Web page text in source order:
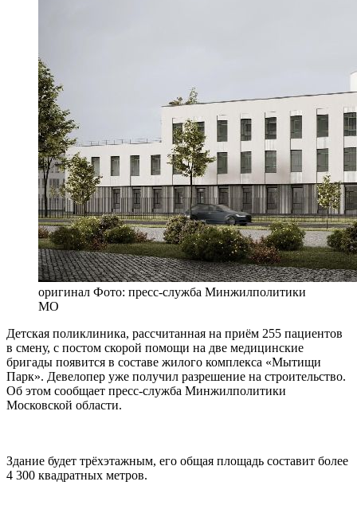
оригинал Фото: пресс-служба Минжилполитики
МО
Детская поликлиника, рассчитанная на приём 255 пациентов
в смену, с постом скорой помощи на две медицинские
бригады появится в составе жилого комплекса «Мытищи
Парк». Девелопер уже получил разрешение на строительство.
Об этом сообщает пресс-служба Минжилполитики
Московской области.
Здание будет трёхэтажным, его общая площадь составит более
4 300 квадратных метров.